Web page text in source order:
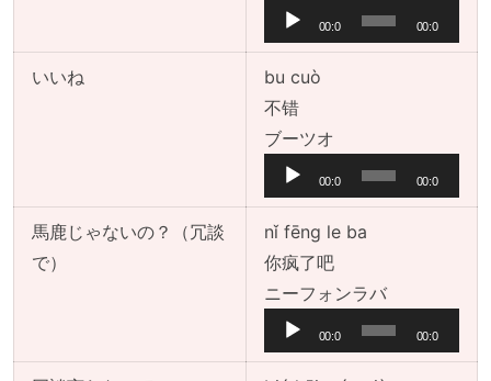
ー
プ
00:0
0
00:0
0
いいね
bu cuò
不错
ブーツオ
プ
レ
ー
ヤ
00:0
0
00:0
0
馬鹿じゃないの？（冗談
で）
nǐ fēng le ba
你疯了吧
ニーフォンラバ音
声
プ
00:0
0
00:0
0